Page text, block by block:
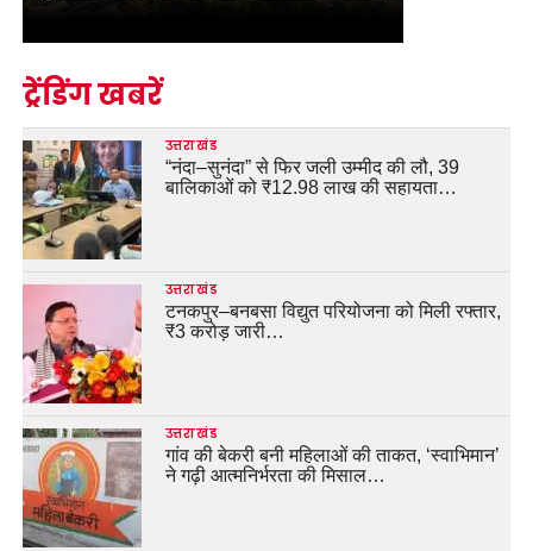
ट्रेंडिंग खबरें
उत्तराखंड
“नंदा–सुनंदा” से फिर जली उम्मीद की लौ, 39
बालिकाओं को ₹12.98 लाख की सहायता…
उत्तराखंड
टनकपुर–बनबसा विद्युत परियोजना को मिली रफ्तार,
₹3 करोड़ जारी…
उत्तराखंड
गांव की बेकरी बनी महिलाओं की ताकत, ‘स्वाभिमान’
ने गढ़ी आत्मनिर्भरता की मिसाल…